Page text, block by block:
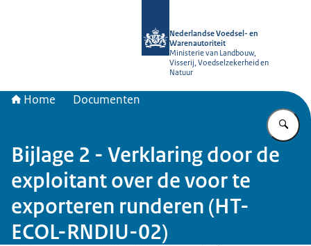
Nederlandse Voedsel- en
Warenautoriteit
Ministerie van Landbouw,
Visserij, Voedselzekerheid en
Natuur
Home Documenten
Bijlage 2 - Verklaring door de
exploitant over de voor te
exporteren runderen (HT-
ECOL-RNDIU-02)